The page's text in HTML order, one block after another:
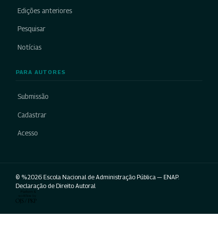
Edições anteriores
Pesquisar
Notícias
PARA AUTORES
Submissão
Cadastrar
Acesso
© %2026 Escola Nacional de Administração Pública — ENAP.
Declaração de Direito Autoral